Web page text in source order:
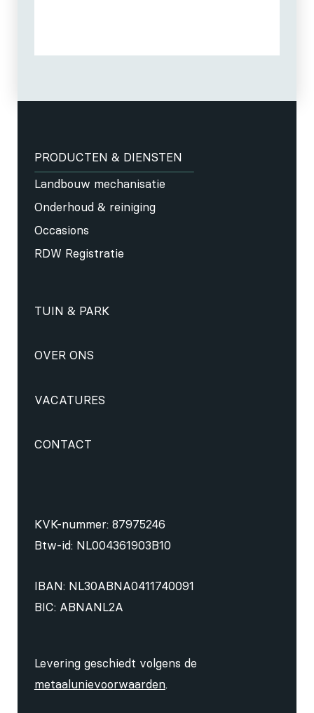
PRODUCTEN & DIENSTEN
Landbouw mechanisatie
Onderhoud & reiniging
Occasions
RDW Registratie
TUIN & PARK
OVER ONS
VACATURES
CONTACT
KVK-nummer: 87975246
Btw-id: NL004361903B10
IBAN: NL30ABNA0411740091
BIC: ABNANL2A
Levering geschiedt volgens de
metaalunievoorwaarden.